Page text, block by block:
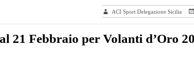
ACI Sport Delegazione Sicilia
21 Febbraio per Volanti d’Oro